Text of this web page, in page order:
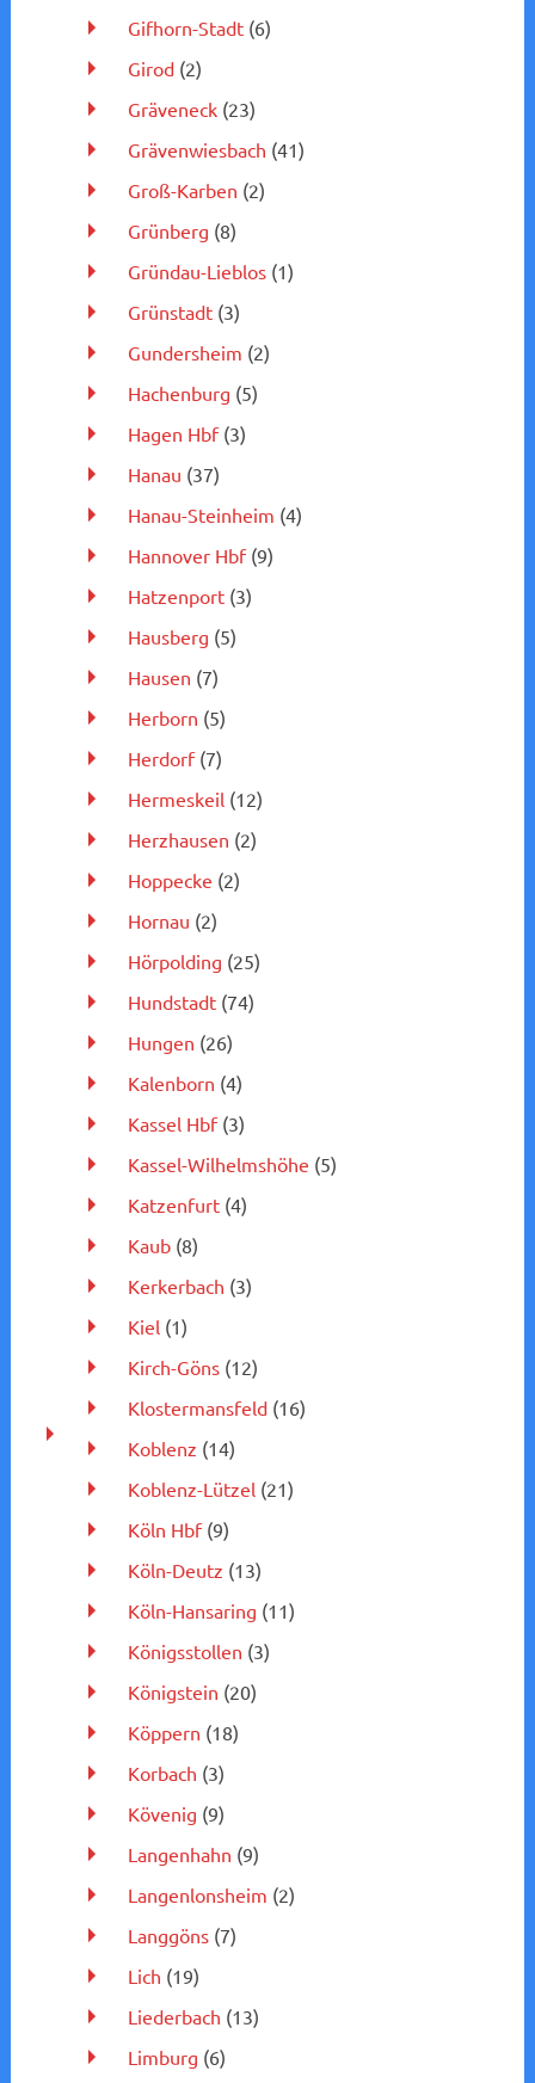
Gifhorn-Stadt(6)
Girod(2)
Gräveneck(23)
Grävenwiesbach (41)
Groß-Karben (2)
Grünberg (8)
Gründau-Lieblos(1)
Grünstadt(3)
Gundersheim (2)
Hachenburg (5)
Hagen Hbf(3)
Hanau (37)
Hanau-Steinheim (4)
Hannover Hbf(9)
Hatzenport(3)
Hausberg (5)
Hausen (7)
Herborn (5)
Herdorf(7)
Hermeskeil (12)
Herzhausen (2)
Hoppecke (2)
Hornau (2)
Hörpolding (25)
Hundstadt(74)
Hungen (26)
Kalenborn (4)
Kassel Hbf(3)
Kassel-Wilhelmshöhe (5)
Katzenfurt(4)
Kaub(8)
Kerkerbach (3)
Kiel (1)
Kirch-Göns(12)
Klostermansfeld(16)
Koblenz (14)
Koblenz-Lützel (21)
Köln Hbf(9)
Köln-Deutz (13)
Köln-Hansaring (11)
Königsstollen (3)
Königstein (20)
Köppern (18)
Korbach (3)
Kövenig (9)
Langenhahn (9)
Langenlonsheim (2)
Langgöns(7)
Lich (19)
Liederbach (13)
Limburg (6)